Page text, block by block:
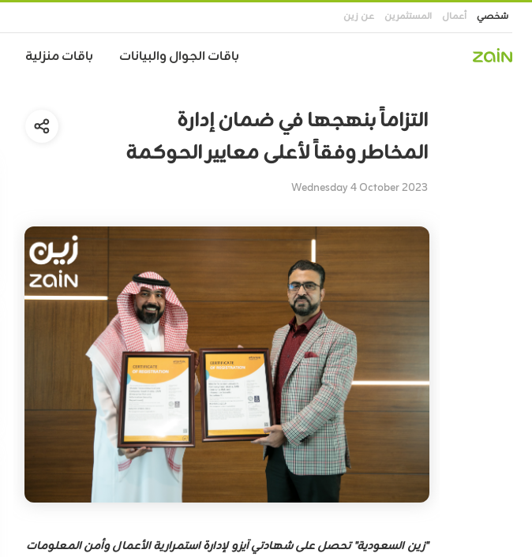
شخصي أعمال المستثمرين عن زين
باقات الجوال والبيانات باقات منزلية
التزاماً بنهجها في ضمان إدارة
المخاطر وفقاً لأعلى معايير الحوكمة
Wednesday 4 October 2023
"زين السعودية" تحصل على شهادتي آيزو لإدارة استمرارية الأعمال وأمن المعلومات